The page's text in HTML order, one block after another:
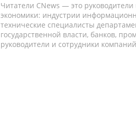
Читатели CNews — это
экономики: индустрии
технические специалисты
государственной власти, банков,
руководители и сотрудники